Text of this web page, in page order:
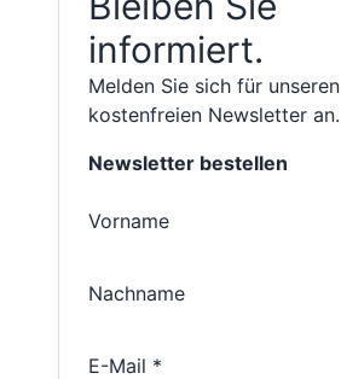
informiert.
Melden Sie sich für unseren
kostenfreien Newsletter an.